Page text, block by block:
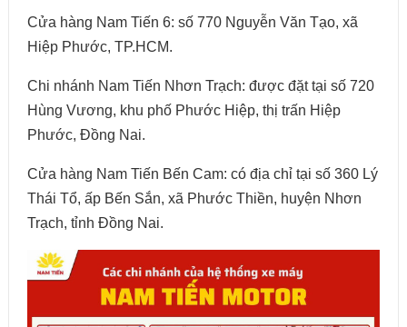
Cửa hàng Nam Tiến 6: số 770 Nguyễn Văn Tạo, xã
Hiệp Phước, TP.HCM.
Chi nhánh Nam Tiến Nhơn Trạch: được đặt tại số 720
Hùng Vương, khu phố Phước Hiệp, thị trấn Hiệp
Phước, Đồng Nai.
Cửa hàng Nam Tiến Bến Cam: có địa chỉ tại số 360 Lý
Thái Tổ, ấp Bến Sắn, xã Phước Thiền, huyện Nhơn
Trạch, tỉnh Đồng Nai.